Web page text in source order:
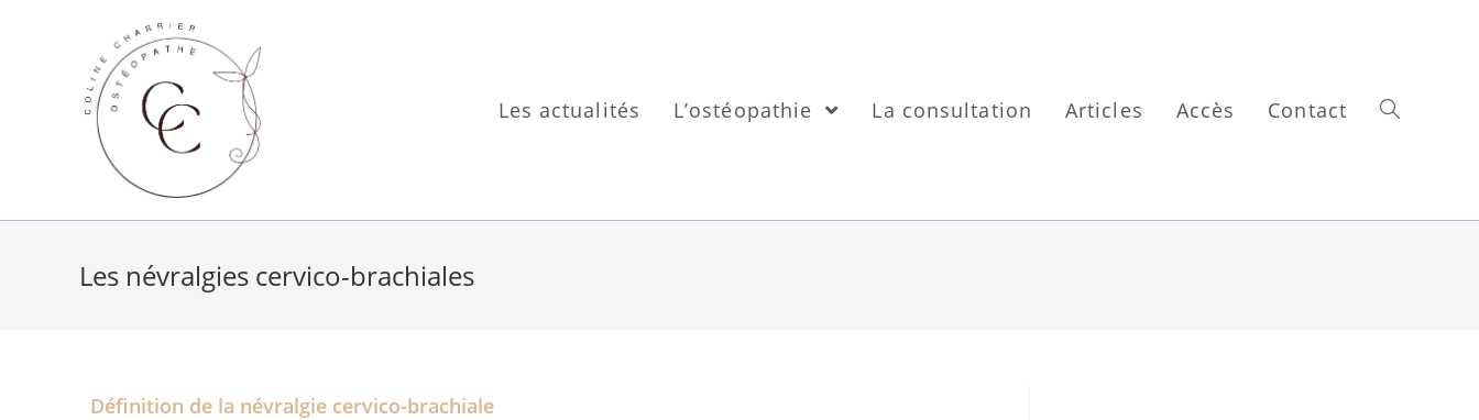
Les actualités L’ostéopathie La consultation Articles Accès Contact
Les névralgies cervico-brachiales
Définition de la névralgie cervico-brachiale